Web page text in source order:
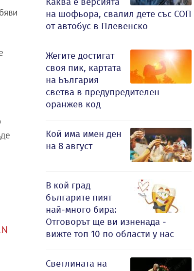
на шофьора, свалил дете със СОП
от автобус в Плевенско
Жегите достигат
своя пик, картата
на България
светва в предупредителен
оранжев код
Кой има имен ден
на 8 август
В кой град
българите пият
най-много бира:
Отговорът ще ви изненада -
вижте топ 10 по области у нас
Светлината на